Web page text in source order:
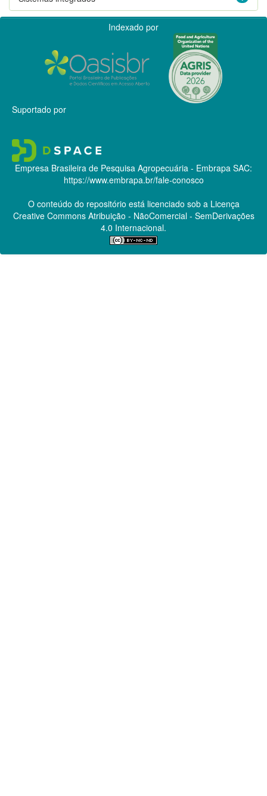
Indexado por
Suportado por
Empresa Brasileira de Pesquisa Agropecuária - Embrapa SAC:
https://www.embrapa.br/fale-conosco
O conteúdo do repositório está licenciado sob a Licença
Creative CommonsAtribuição - NãoComercial - SemDerivações
4.0 Internacional.